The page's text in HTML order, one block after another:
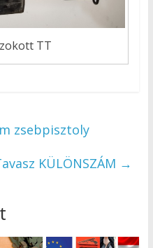
TT
zsebpisztoly
KÜLÖNSZÁM →